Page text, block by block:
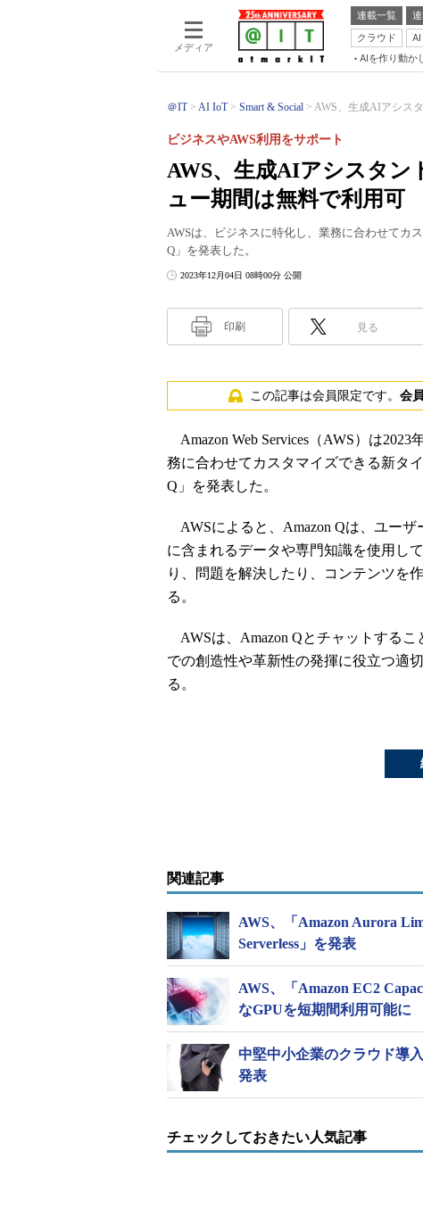
メディア
連載一覧
クラウド
AIを作り動か
＠IT AI IoT Smart & Social AWS、生成AIアシス
AWS、生成AIアシスタ
ュー期間は無料で利用可
ビジネスやAWS利用をサポート
AWSは、ビジネスに特化し、業務に合わせてカ
Q」を発表した。
2023年12月04日 08時00分 公開
印刷 見る
この記事は会員限定です。 会
Amazon Web Services（AWS）は
務に合わせてカスタマイズできる新タ
Q」を発表した。
AWSによると、Amazon Qは、ユー
に含まれるデータや専門知識を使用し
り、問題を解決したり、コンテンツを
る。
AWSは、Amazon Qとチャットする
での創造性や革新性の発揮に役立つ適
る。
関連記事
AWS、「Amazon Aurora
Serverless」を発表
AWS、「Amazon EC2
なGPUを短期間利用可能に
中堅中小企業のクラウド導
発表
チェックしておきたい人気記事